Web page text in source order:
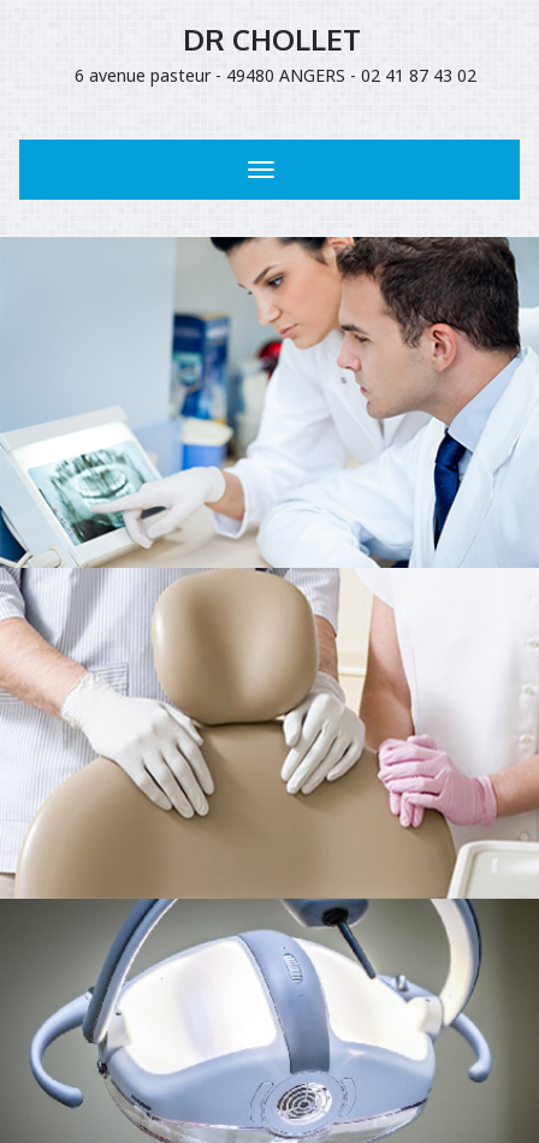
DR CHOLLET
6 avenue pasteur - 49480 ANGERS - 02 41 87 43 02
Toggle
navigation